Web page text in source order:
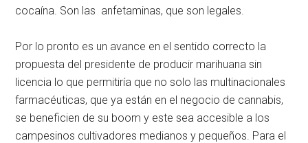
cocaína. Son las anfetaminas, que son legales.
Por lo pronto es un avance en el sentido correcto la
propuesta del presidente de producir marihuana sin
licencia lo que permitiría que no solo las multinacionales
farmacéuticas, que ya están en el negocio de cannabis,
se beneficien de su boom y este sea accesible a los
campesinos cultivadores medianos y pequeños. Para el